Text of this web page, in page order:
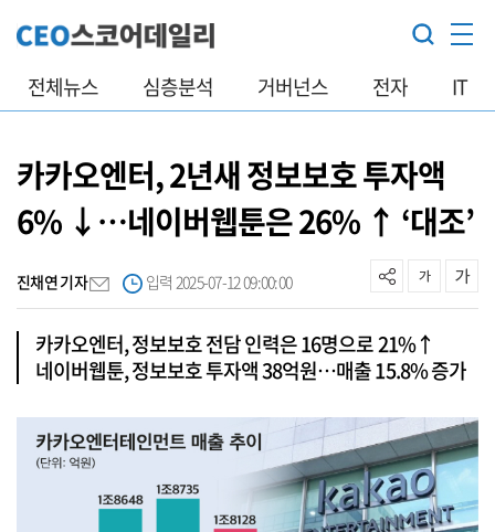
전체뉴스 심층분석 거버넌스 전자 IT
카카오엔터, 2년새 정보보호 투자액
6% ↓…네이버웹툰은 26% ↑ ‘대조’
진채연 기자 입력 2025-07-12 09:00:00
카카오엔터, 정보보호 전담 인력은 16명으로 21%↑
네이버웹툰, 정보보호 투자액 38억원…매출 15.8% 증가